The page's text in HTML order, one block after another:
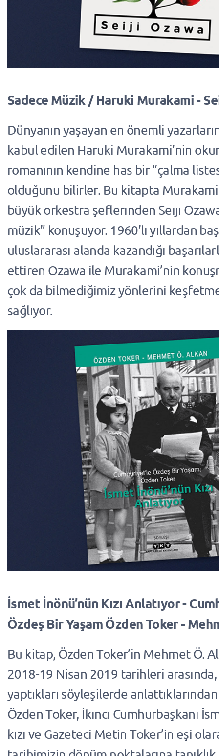
Sadece Müzik / Haruki Murakami -
Dünyanın yaşayan en önemli
kabul edilen Haruki Murakami’nin
romanının kendine has bir “çalma
olduğunu bilirler. Bu kitapta Murakami,
büyük orkestra şeflerinden Seiji
müzik” konuşuyor. 1960’lı yıllardan
uluslararası alanda kazandığı
ettiren Ozawa ile Murakami’nin
çok da bilmediğimiz yönlerini
sağlıyor.
İsmet İnönü’nün Kızı Anlatıyor -
Özdeş Bir Yaşam Özden Toker -
Bu kitap, Özden Toker’in Mehmet Ö.
2018-19 Nisan 2019 tarihleri arasında,
yaptıkları söyleşilerde
Özden Toker, İkinci Cumhurbaşkanı
kızı ve Gazeteci Metin Toker’in eşi